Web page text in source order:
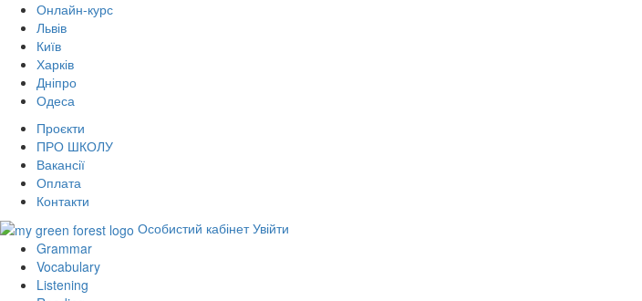
Онлайн-курс
Львів
Київ
Харків
Дніпро
Одеса
Проєкти
ПРО ШКОЛУ
Вакансії
Оплата
Контакти
Особистий кабінет Увійти
Grammar
Vocabulary
Listening